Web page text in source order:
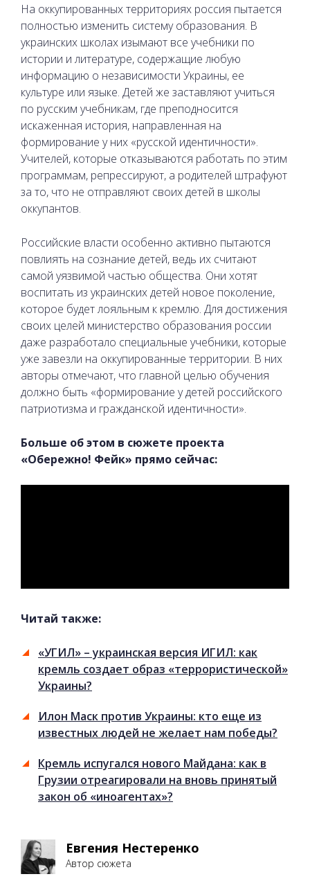
На оккупированных территориях россия пытается
полностью изменить систему образования. В
украинских школах изымают все учебники по
истории и литературе, содержащие любую
информацию о независимости Украины, ее
культуре или языке. Детей же заставляют учиться
по русским учебникам, где преподносится
искаженная история, направленная на
формирование у них «русской идентичности».
Учителей, которые отказываются работать по этим
программам, репрессируют, а родителей штрафуют
за то, что не отправляют своих детей в школы
оккупантов.
Российские власти особенно активно пытаются
повлиять на сознание детей, ведь их считают
самой уязвимой частью общества. Они хотят
воспитать из украинских детей новое поколение,
которое будет лояльным к кремлю. Для достижения
своих целей министерство образования россии
даже разработало специальные учебники, которые
уже завезли на оккупированные территории. В них
авторы отмечают, что главной целью обучения
должно быть «формирование у детей российского
патриотизма и гражданской идентичности».
Больше об этом в сюжете проекта
«Обережно! Фейк» прямо сейчас:
Читай также:
«УГИЛ» – украинская версия ИГИЛ: как
кремль создает образ «террористической»
Украины?
Илон Маск против Украины: кто еще из
известных людей не желает нам победы?
Кремль испугался нового Майдана: как в
Грузии отреагировали на вновь принятый
закон об «иноагентах»?
Евгения Нестеренко
Автор сюжета